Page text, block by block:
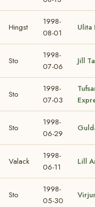
Hingst
1998-
08-01
Ulita
Sto
1998-
07-06
Jill
Sto
1998-
07-03
Sto
1998-
06-29
Valack
1998-
06-11
Lill
Sto
1998-
05-30